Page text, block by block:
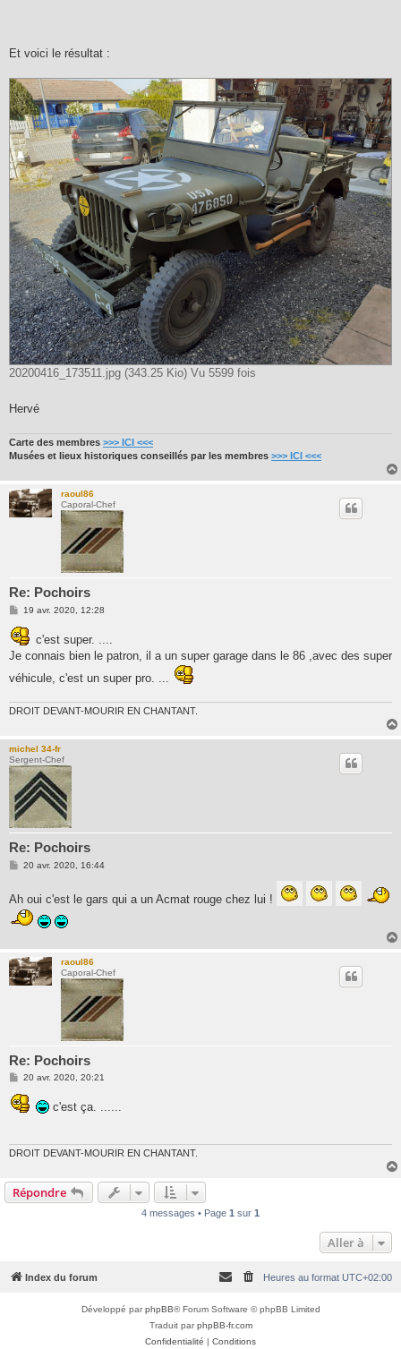
Et voici le résultat :
20200416_173511.jpg (343.25 Kio) Vu 5599 fois
Hervé
Carte des membres >>> ICI <<<
Musées et lieux historiques conseillés par les membres >>> ICI <<<
raoul86
Caporal-Chef
Re: Pochoirs
M
s
s
a
g
e
19 avr. 2020, 12:28
c'est super. ....
Je connais bien le patron, il a un super garage dans le 86 ,avec des super
véhicule, c'est un super pro. ...
DROIT DEVANT-MOURIR EN CHANTANT.
michel 34-fr
Sergent-Chef
Re: Pochoirs
M
s
g
e
20 avr. 2020, 16:44
Ah oui c'est le gars qui a un Acmat rouge chez lui !
raoul86
Caporal-Chef
Re: Pochoirs
M
s
s
20 avr. 2020, 20:21
c'est ça. ......
DROIT DEVANT-MOURIR EN CHANTANT.
Répondre
4 messages • Page 1 sur 1
Aller à
Index du forum Heures au format UTC+02:00
Développé parphpBB® Forum Software © phpBB Limited
Traduit parphpBB-fr.com
Confidentialité | Conditions